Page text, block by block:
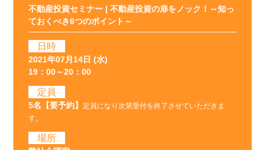
不動産投資セミナー | 不動産投資の扉をノック！～知っ
ておくべき6つのポイント～
日時
2021年07月14日 (水)
19：00～20：00
定員
5名【要予約】
定員になり次第受付を終了させていただきま
す。
場所